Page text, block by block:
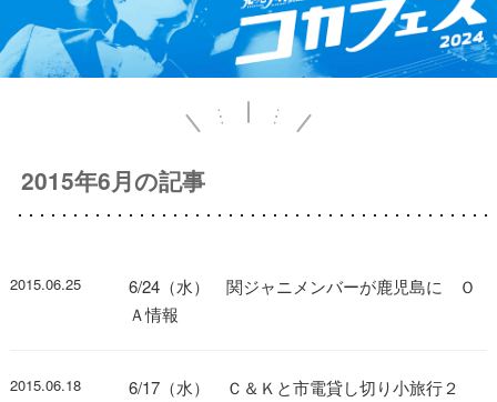
2015年6月の記事
2015.06.25
6/24（水） 関ジャニメンバーが鹿児島に Ｏ
Ａ情報
2015.06.18
6/17（水） Ｃ＆Ｋと市電貸し切り小旅行２